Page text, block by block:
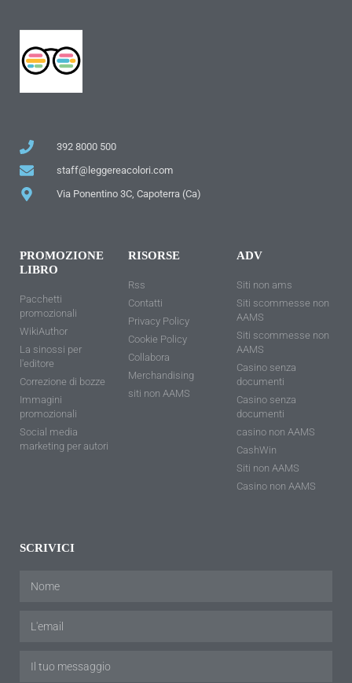
392 8000 500
staff@leggereacolori.com
Via Ponentino 3C, Capoterra (Ca)
PROMOZIONE
LIBRO
Pacchetti
promozionali
WikiAuthor
La sinossi per
l'editore
Correzione di bozze
Immagini
promozionali
Social media
marketing per autori
RISORSE
Rss
Contatti
Privacy Policy
Cookie Policy
Collabora
Merchandising
siti non AAMS
ADV
Siti non ams
Siti scommesse non
AAMS
Siti scommesse non
AAMS
Casino senza
documenti
Casino senza
documenti
casino non AAMS
CashWin
Siti non AAMS
Casino non AAMS
SCRIVICI